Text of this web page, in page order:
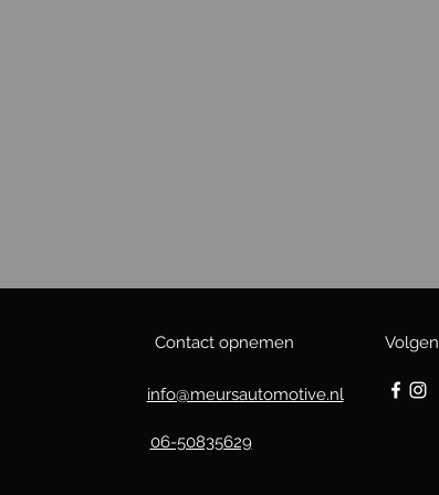
Contact opnemen
info@meursautomotive.nl
06-50835629
Volgen